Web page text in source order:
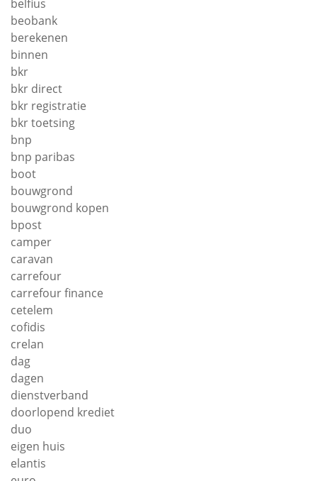
belfius
beobank
berekenen
binnen
bkr
bkr direct
bkr registratie
bkr toetsing
bnp
bnp paribas
boot
bouwgrond
bouwgrond kopen
bpost
camper
caravan
carrefour
carrefour finance
cetelem
cofidis
crelan
dag
dagen
dienstverband
doorlopend krediet
duo
eigen huis
elantis